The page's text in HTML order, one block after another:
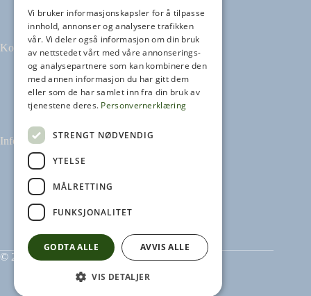
Kontakt
Tilbakemeldinger
kontakt@heikampen.no
Informasjon
Leseguide
Personvernerklæring
Informasjonskapsler
© 2026 Heikampen AS
Vi bruker informasjonskapsler for å tilpasse
innhold, annonser og analysere trafikken
vår. Vi deler også informasjon om din bruk
av nettstedet vårt med våre annonserings-
og analysepartnere som kan kombinere den
med annen informasjon du har gitt dem
eller som de har samlet inn fra din bruk av
tjenestene deres. Personvernerklæring
STRENGT NØDVENDIG
YTELSE
MÅLRETTING
FUNKSJONALITET
GODTA ALLE AVVIS ALLE
VIS DETALJER